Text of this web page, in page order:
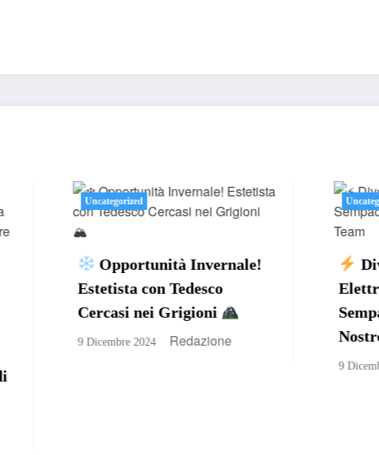
Invernale!
Grigioni
Redazione
Diventa
Elettromontatore a
Sempach!
Unisciti al
Nostro Team
Redazione